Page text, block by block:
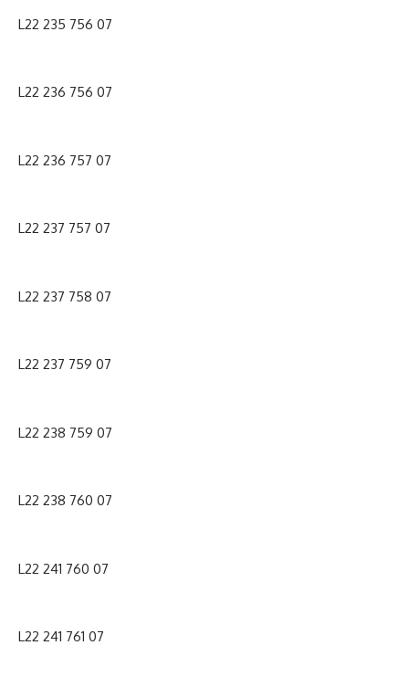
L22 235 756 07
L22 236 756 07
L22 236 757 07
L22 237 757 07
L22 237 758 07
L22 237 759 07
L22 238 759 07
L22 238 760 07
L22 241 760 07
L22 241 761 07